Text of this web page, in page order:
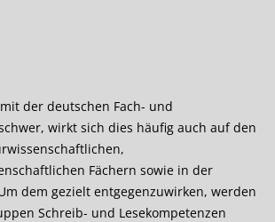
der deutschen Fach- und
wirkt sich dies häufig auch auf den
Fächern sowie in der
dem gezielt entgegenzuwirken, werden
Schreib- und Lesekompetenzen